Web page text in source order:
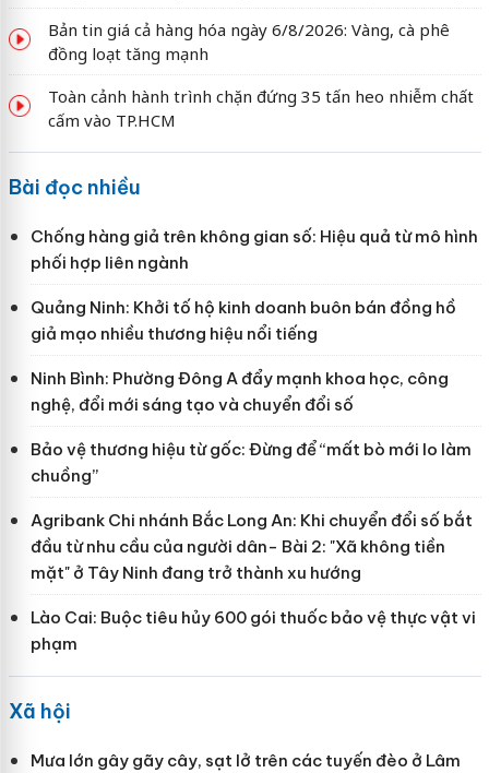
Bản tin giá cả hàng hóa ngày 6/8/2026: Vàng, cà phê
đồng loạt tăng mạnh
Toàn cảnh hành trình chặn đứng 35 tấn heo nhiễm chất
cấm vào TP.HCM
Bài đọc nhiều
Chống hàng giả trên không gian số: Hiệu quả từ mô hình
phối hợp liên ngành
Quảng Ninh: Khởi tố hộ kinh doanh buôn bán đồng hồ
giả mạo nhiều thương hiệu nổi tiếng
Ninh Bình: Phường Đông A đẩy mạnh khoa học, công
nghệ, đổi mới sáng tạo và chuyển đổi số
Bảo vệ thương hiệu từ gốc: Đừng để “mất bò mới lo làm
chuồng”
Agribank Chi nhánh Bắc Long An: Khi chuyển đổi số bắt
đầu từ nhu cầu của người dân- Bài 2: "Xã không tiền
mặt" ở Tây Ninh đang trở thành xu hướng
Lào Cai: Buộc tiêu hủy 600 gói thuốc bảo vệ thực vật vi
phạm
Xã hội
Mưa lớn gây gãy cây, sạt lở trên các tuyến đèo ở Lâm